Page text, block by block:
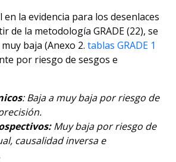
en la evidencia para los desenlaces
de la metodología GRADE (22), se
baja (Anexo 2. tablas GRADE 1
por riesgo de sesgos e
: Baja a muy baja por riesgo de
Muy baja por riesgo de
causalidad inversa e